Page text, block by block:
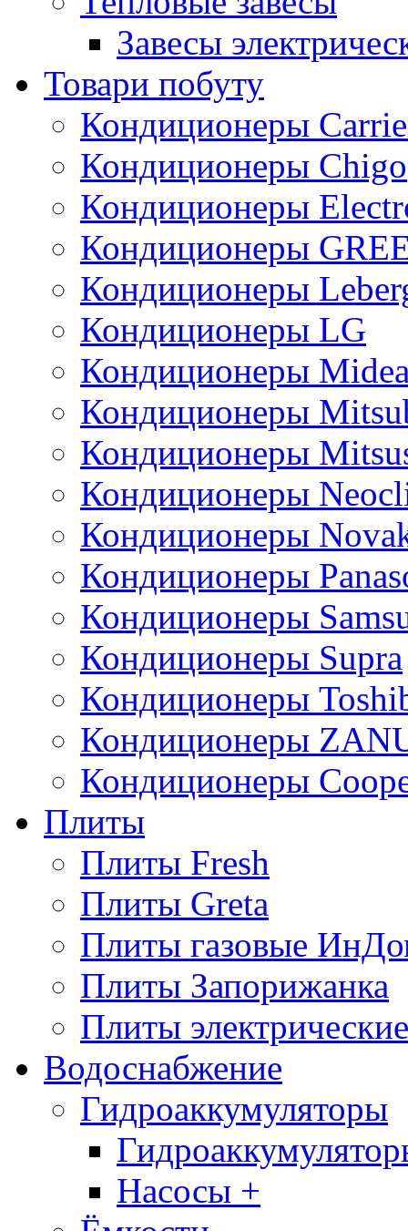
Завесы
Товари побуту
Кондиционеры
Кондиционеры Chigo
Кондиционеры
Кондиционеры
Кондиционеры
Кондиционеры LG
Кондиционеры
Кондиционеры
Кондиционеры
Кондиционеры
Кондиционеры
Кондиционеры
Кондиционеры
Кондиционеры Supra
Кондиционеры
Кондиционеры
Кондиционеры
Плиты
Плиты Fresh
Плиты Greta
Плиты газовые
Плиты Запорижанка
Плиты
Водоснабжение
Гидроаккумуляторы
Насосы +